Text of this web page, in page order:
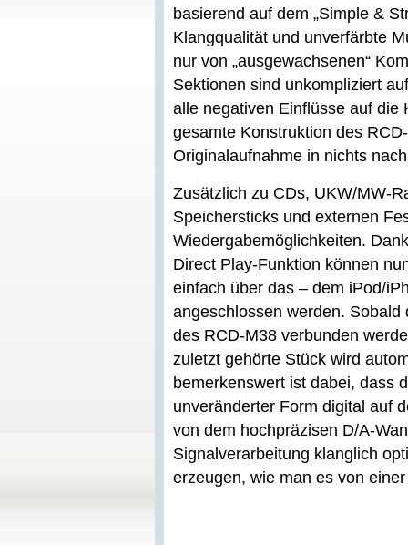
basierend auf dem „Simple &
Klangqualität und unverfärbte
nur von „ausgewachsenen“
Sektionen sind unkompliziert
alle negativen Einflüsse auf die
gesamte Konstruktion des
Originalaufnahme in nichts
Zusätzlich zu CDs, UKW/MW-
Speichersticks und externen
Wiedergabemöglichkeiten.
Direct Play-Funktion können
einfach über das – dem iPod/
angeschlossen werden.
des RCD-M38 verbunden
zuletzt gehörte Stück wird
bemerkenswert ist dabei, dass
unveränderter Form digital auf
von dem hochpräzisen D/A-
Signalverarbeitung klanglich
erzeugen, wie man es von